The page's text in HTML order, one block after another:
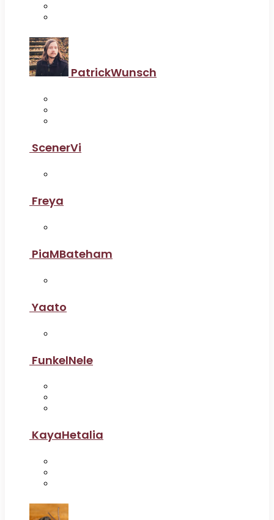
PatrickWunsch
ScenerVi
Freya
PiaMBateham
Yaato
FunkelNele
KayaHetalia